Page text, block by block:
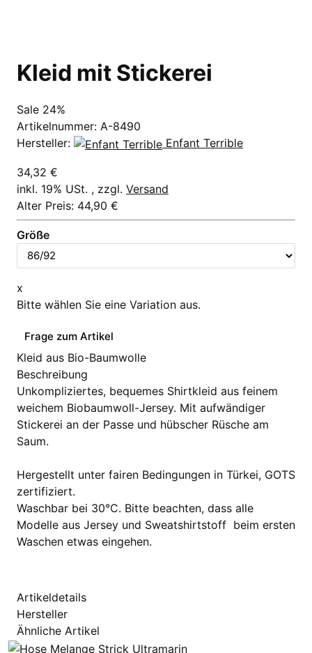
Kleid mit Stickerei
Sale 24%
Artikelnummer: A-8490
Hersteller:
Enfant Terrible
34,32 €
inkl. 19% USt. , zzgl. Versand
Alter Preis: 44,90 €
Größe
x
Bitte wählen Sie eine Variation aus.
Frage zum Artikel
Kleid aus Bio-Baumwolle
Beschreibung
Unkompliziertes, bequemes Shirtkleid aus feinem
weichem Biobaumwoll-Jersey. Mit aufwändiger
Stickerei an der Passe und hübscher Rüsche am
Saum.
Hergestellt unter fairen Bedingungen in Türkei, GOTS
zertifiziert.
Waschbar bei 30°C. Bitte beachten, dass alle
Modelle aus Jersey und Sweatshirtstoff beim ersten
Waschen etwas eingehen.
Artikeldetails
Hersteller
Ähnliche Artikel